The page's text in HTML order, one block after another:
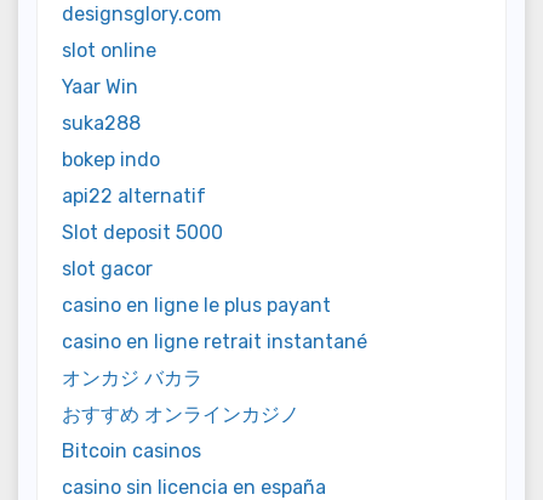
designsglory.com
slot online
Yaar Win
suka288
bokep indo
api22 alternatif
Slot deposit 5000
slot gacor
casino en ligne le plus payant
casino en ligne retrait instantané
オンカジ バカラ
おすすめ オンラインカジノ
Bitcoin casinos
casino sin licencia en españa